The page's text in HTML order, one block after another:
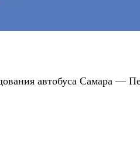
автобуса Самара —